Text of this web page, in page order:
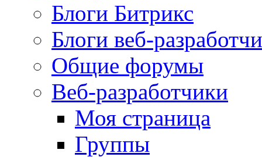
Блоги Битрикс
Блоги веб-
Общие форумы
Веб-разработчики
Моя страница
Группы